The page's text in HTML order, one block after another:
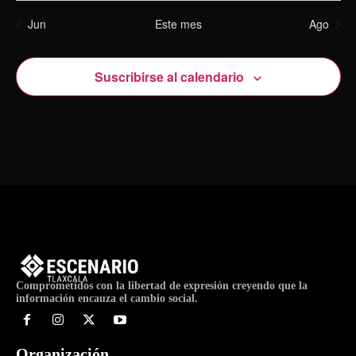
Jun Este mes Ago
Suscribirse al calendario
Comprometidos con la libertad de expresión creyendo que la
información encauza el cambio social.